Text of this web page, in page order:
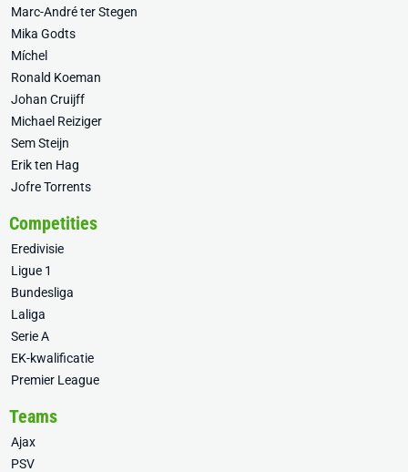
Marc-André ter Stegen
Mika Godts
Míchel
Ronald Koeman
Johan Cruijff
Michael Reiziger
Sem Steijn
Erik ten Hag
Jofre Torrents
Competities
Eredivisie
Ligue 1
Bundesliga
Laliga
Serie A
EK-kwalificatie
Premier League
Teams
Ajax
PSV